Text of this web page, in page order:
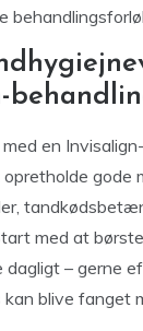
en
gode
med at
dagligt – gerne
kan blive fanget